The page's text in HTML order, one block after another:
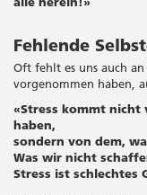
Fehlende
Oft fehlt es uns auch
vorgenommen haben,
«Stress kommt nicht
haben,
sondern von dem,
Was wir nicht
Stress ist schlechtes